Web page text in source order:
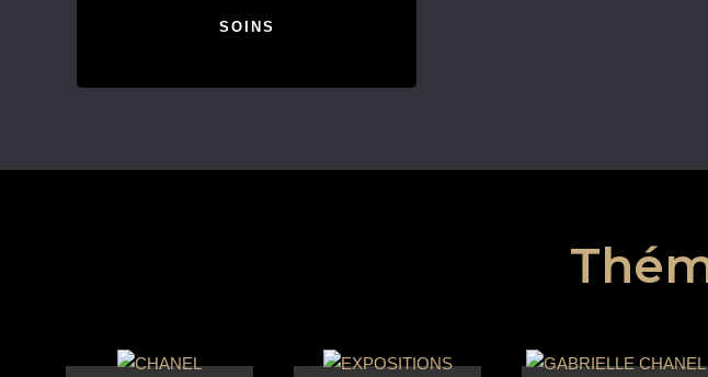
SOINS